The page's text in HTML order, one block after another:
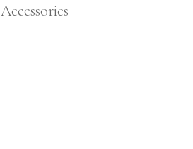
Acecssories